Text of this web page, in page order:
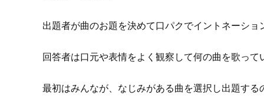
出題者が曲のお題を決めて口パクでイントネーシ
回答者は口元や表情をよく観察して何の曲を歌っ
最初はみんなが、なじみがある曲を選択し出題する